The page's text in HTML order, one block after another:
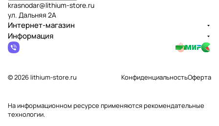
krasnodar@lithium-store.ru
ул. Дальняя 2А
Интернет-магазин
Информация
© 2026 lithium-store.ru КонфиденциальностьОферта
На информационном ресурсе применяютсярекомендательные
технологии.